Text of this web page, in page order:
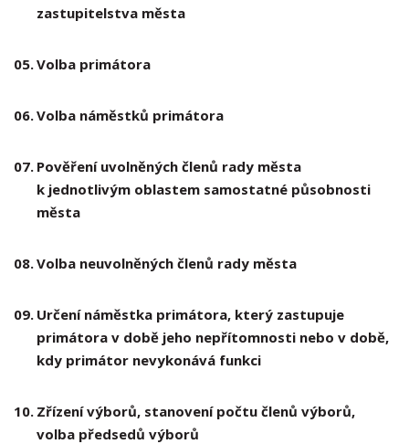
zastupitelstva města
05.Volba primátora
06.Volba náměstků primátora
07. Pověření uvolněných členů rady města
k jednotlivým oblastem samostatné působnosti
města
08.Volba neuvolněných členů rady města
09. Určení náměstka primátora, který zastupuje
primátora v době jeho nepřítomnosti nebo v době,
kdy primátor nevykonává funkci
10. Zřízení výborů, stanovení počtu členů výborů,
volba předsedů výborů